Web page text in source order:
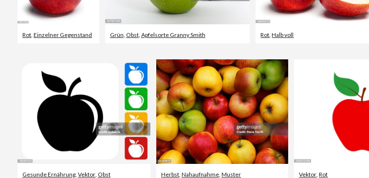
Rot Einzelner Gegenstand Grün Obst, Apfelsorte Granny Smith Rot ,Halb voll
Gesunde Ernährung, Vektor, Obst Herbst, Nahaufnahme, Muster Vektor,Rot